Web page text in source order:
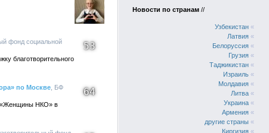
фонд социальной
53
благотворительного
по Москве , БФ
64
«Женщины НКО» в
Новости по странам //
Узбекистан «
Латвия «
Белоруссия «
Грузия «
Таджикистан «
Израиль «
Молдавия «
Литва «
Украина «
Армения «
другие страны «
Киргизия «